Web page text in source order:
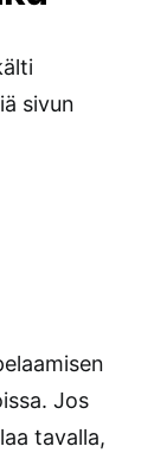
sivun
Jos
tavalla,